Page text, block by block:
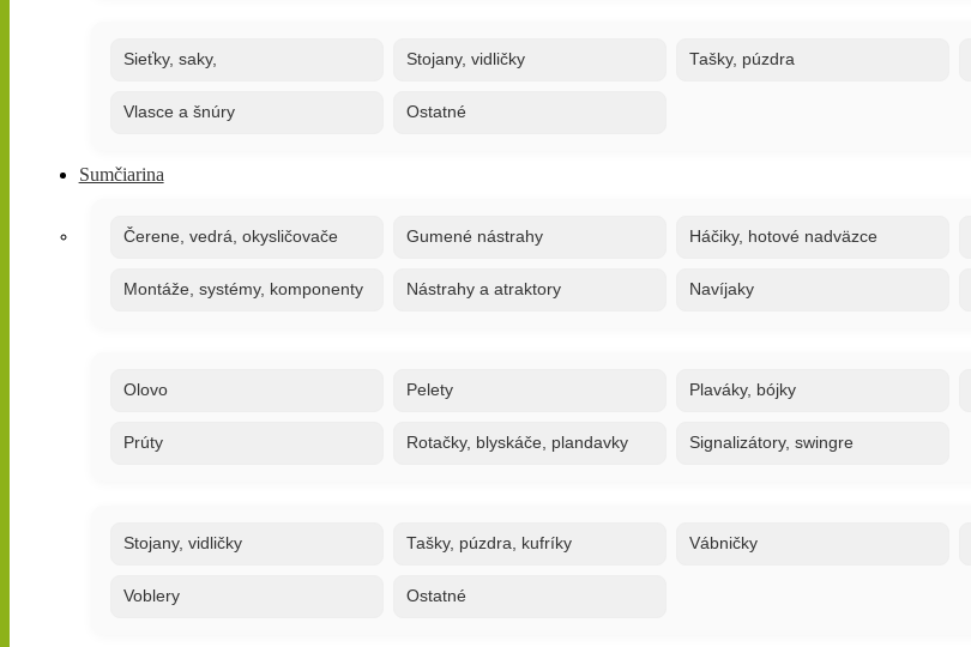
Sieťky, saky, Stojany, vidličky Tašky, púzdra
Vlasce a šnúry Ostatné
Sumčiarina
Čerene, vedrá, okysličovače Gumené nástrahy Háčiky, hotové nadväzce
Montáže, systémy, komponenty Nástrahy a atraktory Navíjaky
Olovo Pelety Plaváky, bójky
Prúty Rotačky, blyskáče, plandavky Signalizátory, swingre
Stojany, vidličky Tašky, púzdra, kufríky Vábničky
Voblery Ostatné